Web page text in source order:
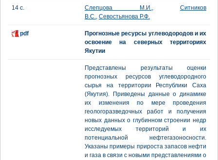
14 с. Слепцова М.И., Ситников
В.С., Севостьянова Р.Ф.
pdf
Прогнозные ресурсы углеводородов и их
освоение на северных территориях
Якутии
Представлены результаты оценки
прогнозных ресурсов углеводородного
сырья на территории Республики Саха
(Якутия). Приведены данные о динамике
их изменения по мере проведения
геологоразведочных работ и получения
новых данных о глубинном строении недр
исследуемых территорий и их
потенциальной нефтегазоносности.
Указаны примеры прироста запасов нефти
и газа в связи с новыми представлениями о